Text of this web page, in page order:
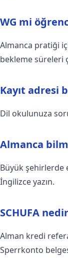
WG mi
Almanca pratiği
bekleme süreleri
Kayıt adresi
Dil okulunuza
Almanca
Büyük şehirlerde
İngilizce yazın.
SCHUFA
Alman kredi
Sperrkonto